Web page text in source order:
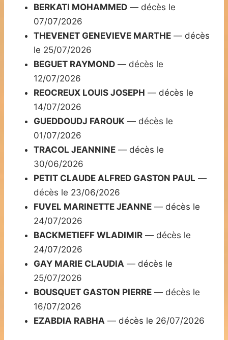
BERKATI MOHAMMED — décès le
07/07/2026
THEVENET GENEVIEVE MARTHE — décès
le 25/07/2026
BEGUET RAYMOND — décès le
12/07/2026
REOCREUX LOUIS JOSEPH — décès le
14/07/2026
GUEDDOUDJ FAROUK — décès le
01/07/2026
TRACOL JEANNINE — décès le
30/06/2026
PETIT CLAUDE ALFRED GASTON PAUL —
décès le 23/06/2026
FUVEL MARINETTE JEANNE — décès le
24/07/2026
BACKMETIEFF WLADIMIR — décès le
24/07/2026
GAY MARIE CLAUDIA — décès le
25/07/2026
BOUSQUET GASTON PIERRE — décès le
16/07/2026
EZABDIA RABHA — décès le 26/07/2026